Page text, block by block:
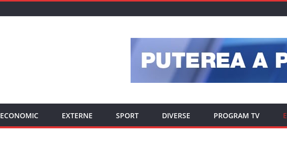
ECONOMIC EXTERNE SPORT DIVERSE PROGRAM TV